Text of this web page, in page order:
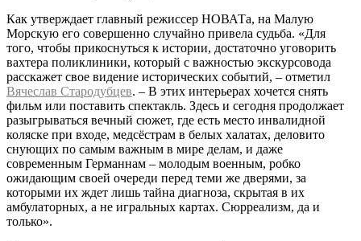
Как утверждает главный режиссер НОВАТа, на Малую
Морскую его совершенно случайно привела судьба. «Для
того, чтобы прикоснуться к истории, достаточно уговорить
вахтера поликлиники, который с важностью экскурсовода
расскажет свое видение исторических событий, – отметил
Вячеслав Стародубцев. – В этих интерьерах хочется снять
фильм или поставить спектакль. Здесь и сегодня продолжает
разыгрываться вечный сюжет, где есть место инвалидной
коляске при входе, медсёстрам в белых халатах, деловито
снующих по самым важным в мире делам, и даже
современным Германнам – молодым военным, робко
ожидающим своей очереди перед теми же дверями, за
которыми их ждет лишь тайна диагноза, скрытая в их
амбулаторных, а не игральных картах. Сюрреализм, да и
только».